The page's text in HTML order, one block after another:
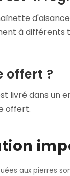
à différents
offert ?
livré dans un
offert.
aux pierres